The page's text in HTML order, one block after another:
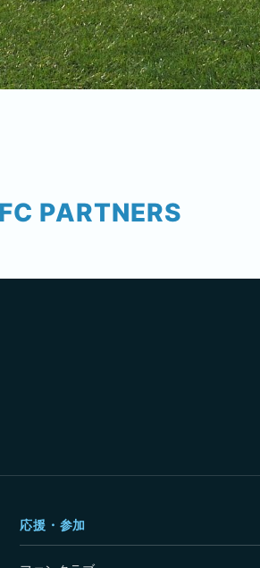
PARTNERS
応援・参加